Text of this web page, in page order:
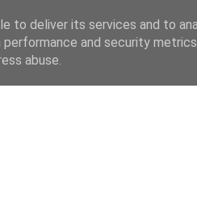
CZ
to deliver its services and to
and security
abuse.